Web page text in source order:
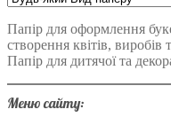
Папір для оформлення
створення квітів,
Папір для дитячої та
Меню сайту: